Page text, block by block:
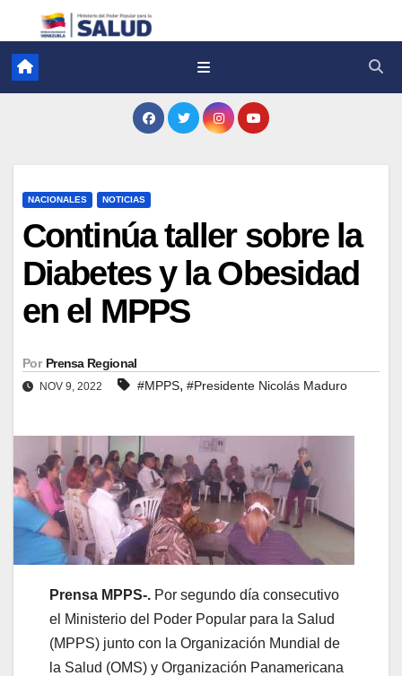
NACIONALES NOTICIAS
Continúa taller sobre la
Diabetes y la Obesidad
en el MPPS
Por Prensa Regional
NOV 9, 2022 #MPPS, #Presidente Nicolás Maduro
Prensa MPPS-. Por segundo día consecutivo
el Ministerio del Poder Popular para la Salud
(MPPS) junto con la Organización Mundial de
la Salud (OMS) y Organización Panamericana